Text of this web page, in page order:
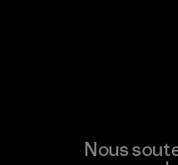
Nous